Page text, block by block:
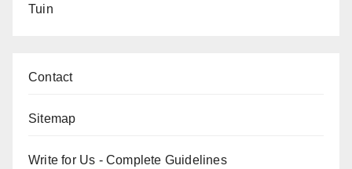
Tuin
Contact
Sitemap
Write for Us - Complete Guidelines